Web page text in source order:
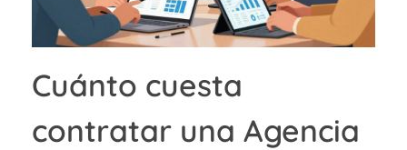
Cuánto cuesta
contratar una Agencia